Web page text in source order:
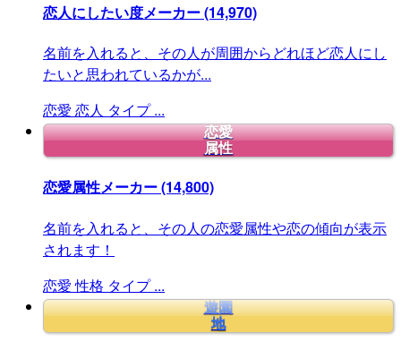
恋人にしたい度メーカー(14,970)
名前を入れると、その人が周囲からどれほど恋人にし
たいと思われているかが...
恋愛 恋人 タイプ ...
恋愛
属性
恋愛属性メーカー(14,800)
名前を入れると、その人の恋愛属性や恋の傾向が表示
されます！
恋愛 性格 タイプ ...
遊園
地